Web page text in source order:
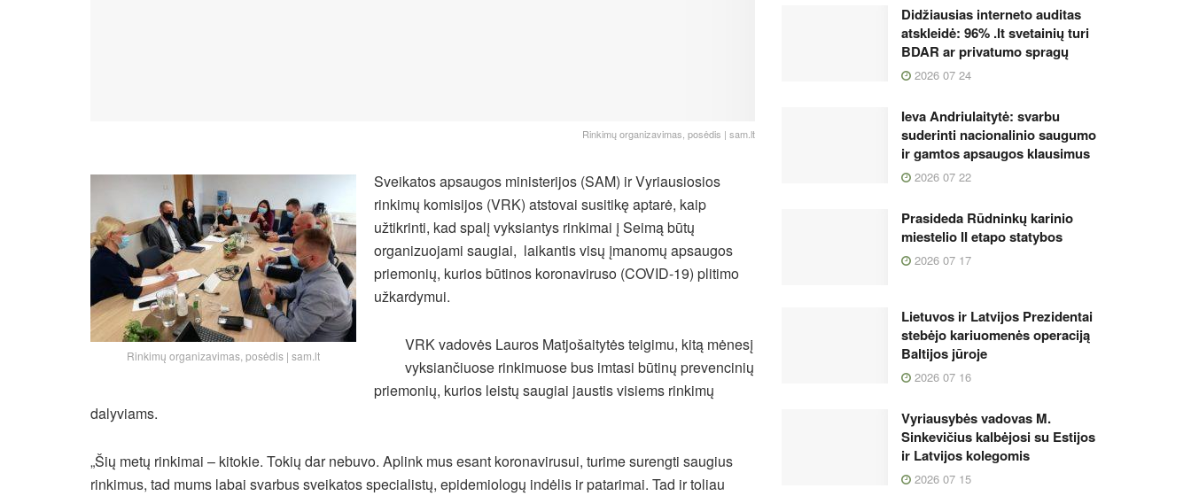
Rinkimų organizavimas, posėdis | sam.lt
Rinkimų organizavimas, posėdis | sam.lt
Sveikatos apsaugos ministerijos (SAM) ir Vyriausiosios
rinkimų komisijos (VRK) atstovai susitikę aptarė, kaip
užtikrinti, kad spalį vyksiantys rinkimai į Seimą būtų
organizuojami saugiai, laikantis visų įmanomų apsaugos
priemonių, kurios būtinos koronaviruso (COVID-19) plitimo
užkardymui.
VRK vadovės Lauros Matjošaitytės teigimu, kitą mėnesį
vyksiančiuose rinkimuose bus imtasi būtinų prevencinių
priemonių, kurios leistų saugiai jaustis visiems rinkimų
dalyviams.
„Šių metų rinkimai – kitokie. Tokių dar nebuvo. Aplink mus esant koronavirusui, turime surengti saugius
rinkimus, tad mums labai svarbus sveikatos specialistų, epidemiologų indėlis ir patarimai. Tad ir toliau
Didžiausias interneto auditas
atskleidė: 96% .lt svetainių turi
BDAR ar privatumo spragų
2026 07 24
Ieva Andriulaitytė: svarbu
suderinti nacionalinio saugumo
ir gamtos apsaugos klausimus
2026 07 22
Prasideda Rūdninkų karinio
miestelio II etapo statybos
2026 07 17
Lietuvos ir Latvijos Prezidentai
stebėjo kariuomenės operaciją
Baltijos jūroje
2026 07 16
Vyriausybės vadovas M.
Sinkevičius kalbėjosi su Estijos
ir Latvijos kolegomis
2026 07 15